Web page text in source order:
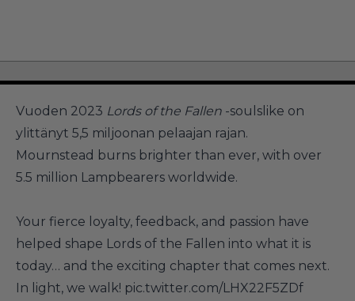
Vuoden 2023 Lords of the Fallen -soulslike on
ylittänyt 5,5 miljoonan pelaajan rajan.
Mournstead burns brighter than ever, with over
5.5 million Lampbearers worldwide.
Your fierce loyalty, feedback, and passion have
helped shape Lords of the Fallen into what it is
today… and the exciting chapter that comes next.
In light, we walk! pic.twitter.com/LHX22F5ZDf